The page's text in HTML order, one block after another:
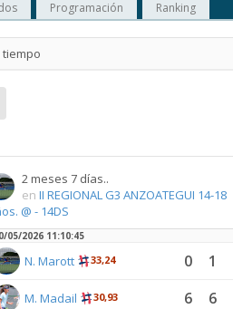
Programación Ranking
2 meses 7 días..
en II REGIONAL G3 ANZOATEGUI 14-18
@ - 14DS
05/2026 11:10:45
N. Marott 33,24 0 1
M. Madail 30,93 6 6